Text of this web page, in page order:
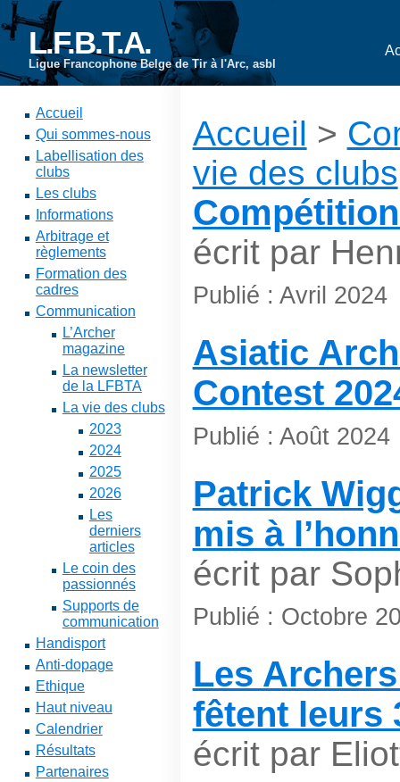
L.F.B.T.A.
Ligue Francophone Belge de Tir à l'Arc, asbl
Accueil
Qui sommes-nous
Labellisation des
clubs
Les clubs
Informations
Arbitrage et
règlements
Formation des
cadres
Communication
L’Archer
magazine
La newsletter
de la LFBTA
La vie des clubs
2023
2024
2025
2026
Les
derniers
articles
Le coin des
passionnés
Supports de
communication
Handisport
Anti-dopage
Ethique
Haut niveau
Calendrier
Résultats
Partenaires
Accueil >
vie des clubs
écrit par
Publié : Avril 2024
Asiatic
Contest
Publié : Août 2024
Patrick
mis à
écrit par
Publié : Octobre
Les
fêtent leurs
écrit par